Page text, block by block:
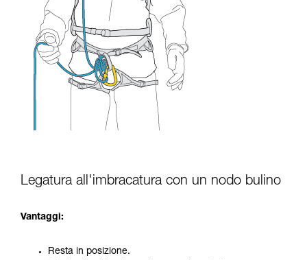
Legatura all'imbracatura con un nodo bulino
Vantaggi:
Resta in posizione.